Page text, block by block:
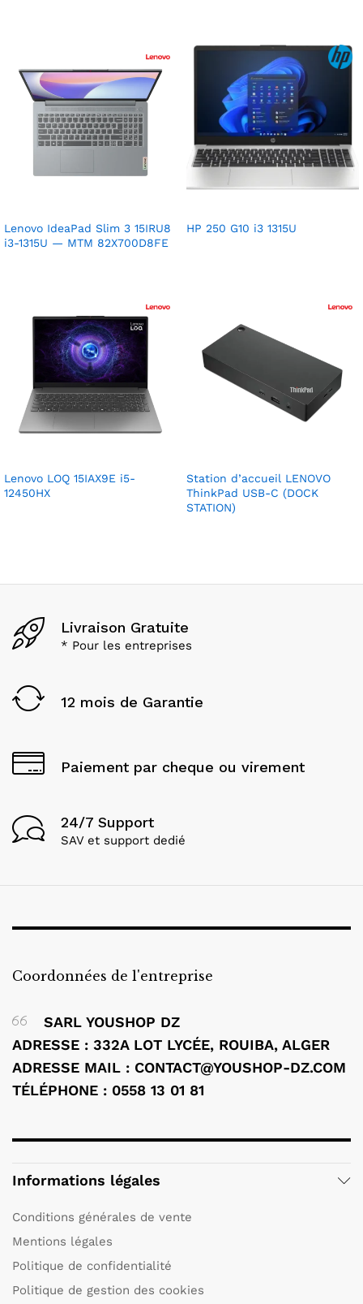
Lenovo IdeaPad Slim 3 15IRU8
i3-1315U — MTM 82X700D8FE
HP 250 G10 i3 1315U
Lenovo LOQ 15IAX9E i5-
12450HX
Station d’accueil LENOVO
ThinkPad USB-C (DOCK
STATION)
Livraison Gratuite
* Pour les entreprises
12 mois de Garantie
Paiement par cheque ou virement
24/7 Support
SAV et support dedié
Coordonnées de l'entreprise
SARL YOUSHOP DZ
ADRESSE : 332A LOT LYCÉE, ROUIBA, ALGER
ADRESSE MAIL : CONTACT@YOUSHOP-DZ.COM
TÉLÉPHONE : 0558 13 01 81
Informations légales
Conditions générales de vente
Mentions légales
Politique de confidentialité
Politique de gestion des cookies